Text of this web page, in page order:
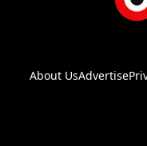
About UsAdvertise